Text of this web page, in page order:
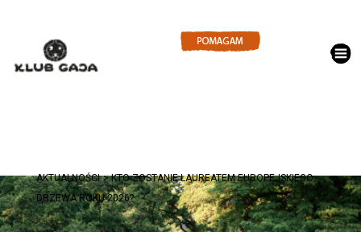
AKTUALNOŚCI
KTO ZOSTANIE LAUREATEM EUROPEJSKIEGO
DRZEWA ROKU 2026?